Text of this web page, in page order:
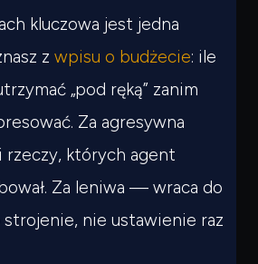
kluczowa jest jedna
z wpisu o budżecie: ile
„pod ręką” zanim
Za agresywna
rzeczy, których agent
Za leniwa — wraca do
nie ustawienie raz